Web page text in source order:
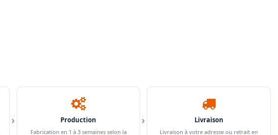
› Production
Fabrication en 1 à 3 semaines selon la
› Livraison
Livraison à votre adresse ou retrait en